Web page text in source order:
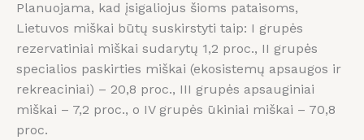
Planuojama, kad įsigaliojus šioms pataisoms,
Lietuvos miškai būtų suskirstyti taip: I grupės
rezervatiniai miškai sudarytų 1,2 proc., II grupės
specialios paskirties miškai (ekosistemų apsaugos ir
rekreaciniai) – 20,8 proc., III grupės apsauginiai
miškai – 7,2 proc., o IV grupės ūkiniai miškai – 70,8
proc.